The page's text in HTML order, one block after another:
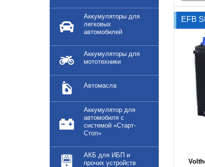
Аккумуляторы для
легковых
автомобилей
Аккумуляторы для
мототехники
Автомасла
Аккумулятор для
автомобиля с
системой «Старт-
Стоп»
АКБ для ИБП и
прочих устройств
EFB